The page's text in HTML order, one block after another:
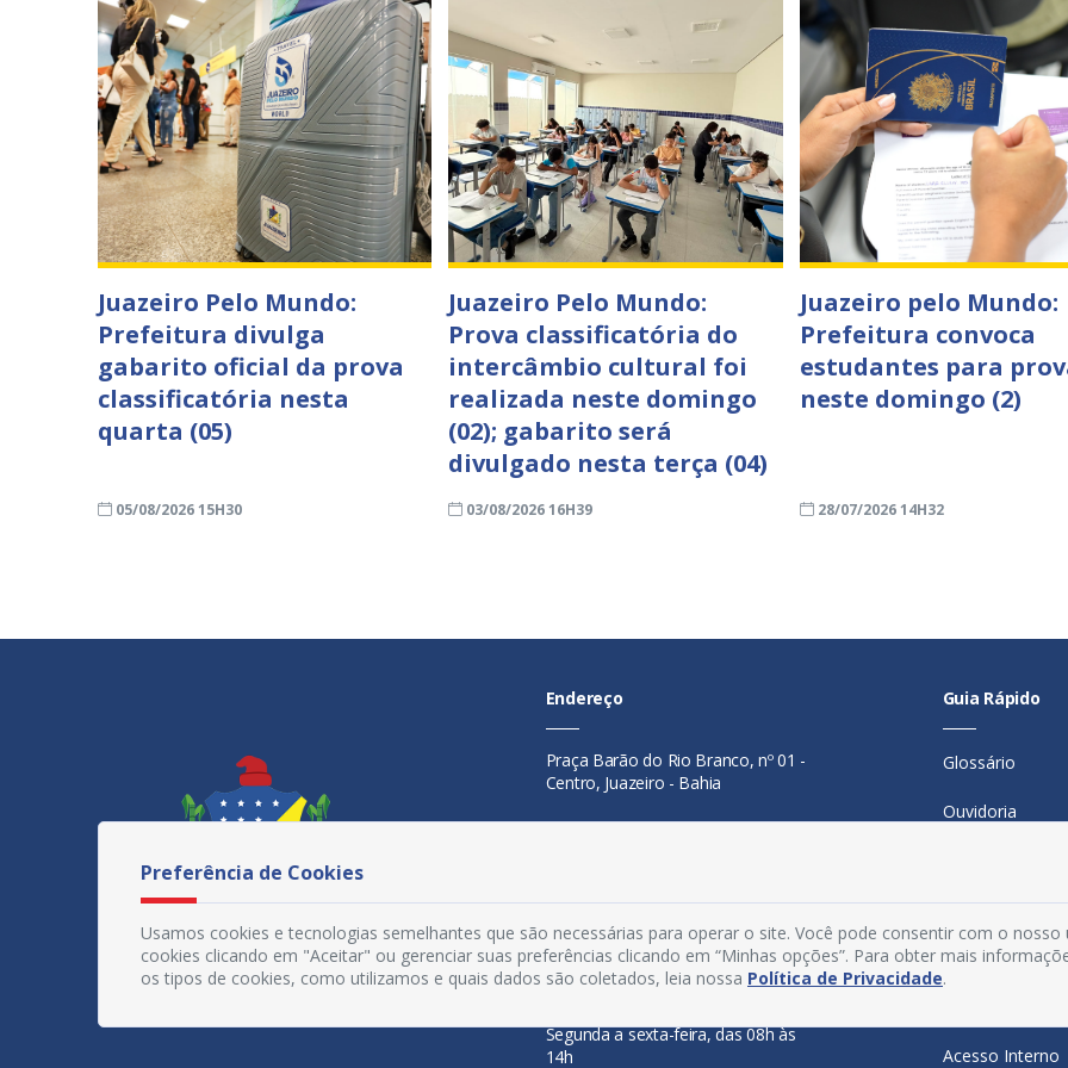
Juazeiro Pelo Mundo:
Prefeitura divulga
gabarito oficial da prova
classificatória nesta
quarta (05)
05/08/2026 15H30
Juazeiro Pelo Mundo:
Prova classificatória do
intercâmbio cultural foi
realizada neste domingo
(02); gabarito será
divulgado nesta terça (04)
03/08/2026 16H39
Juazeiro pelo Mundo:
Prefeitura convoca
estudantes para
neste domingo (2)
28/07/2026 14H32
Endereço
Praça Barão do Rio Branco, nº 01 -
Centro, Juazeiro - Bahia
Horário De Funcionamento
Segunda a sexta-feira, das 08h às
14h
Guia Rápido
Glossário
Ouvidoria
Perguntas
Manual de
Acesso Interno
Preferência de Cookies
Usamos cookies e tecnologias semelhantes que são necessárias para operar o site. Você pode consentir com o nosso
cookies clicando em "Aceitar" ou gerenciar suas preferências clicando em “Minhas opções”. Para obter mais
os tipos de cookies, como utilizamos e quais dados são coletados, leia nossa Política de Privacidade.